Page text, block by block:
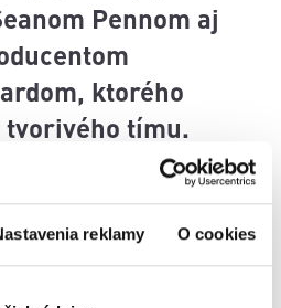
reklamy O cookies
Pennom aj
ktorého
tímu.
v ktorom sa
jej citové
sila.